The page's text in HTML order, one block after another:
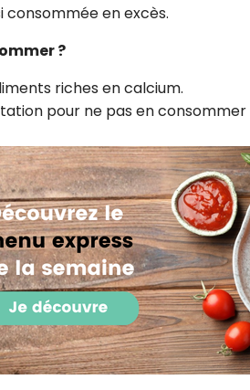
en excès.
?
riches en calcium.
pour ne pas en